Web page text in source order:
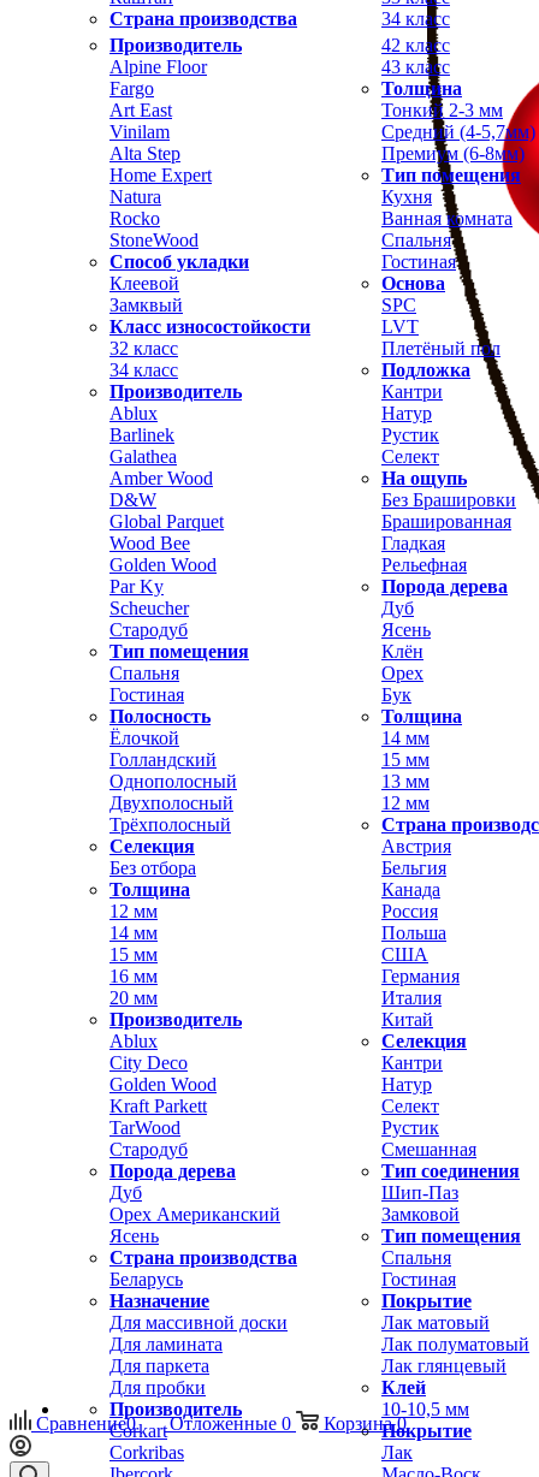
Страна производства
34 класс
Производитель
Alpine Floor
Fargo
Art East
Vinilam
Alta Step
Home Expert
Natura
Rocko
StoneWood
Способ укладки
Клеевой
Замквый
Класс износостойкости
32 класс
34 класс
42 класс
43 класс
Толщина
Тонкий 2-3 мм
Средний (4-5,7мм)
Премиум (6-8мм)
Тип помещения
Кухня
Ванная комната
Спальня
Гостиная
Основа
SPC
LVT
Плетёный пол
Подложка
Производитель
Ablux
Barlinek
Galathea
Amber Wood
D&W
Global Parquet
Wood Bee
Golden Wood
Par Ky
Scheucher
Стародуб
Тип помещения
Спальня
Гостиная
Полосность
Ёлочкой
Голландский
Однополосный
Двухполосный
Трёхполосный
Селекция
Без отбора
Кантри
Натур
Рустик
Селект
На ощупь
Без Брашировки
Брашированная
Гладкая
Рельефная
Порода дерева
Дуб
Ясень
Клён
Орех
Бук
Толщина
14 мм
15 мм
13 мм
12 мм
Страна
Австрия
Бельгия
Толщина
12 мм
14 мм
15 мм
16 мм
20 мм
Производитель
Ablux
City Deco
Golden Wood
Kraft Parkett
TarWood
Стародуб
Порода дерева
Дуб
Орех Американский
Ясень
Страна производства
Беларусь
Канада
Россия
Польша
США
Германия
Италия
Китай
Селекция
Кантри
Натур
Селект
Рустик
Смешанная
Тип соединения
Шип-Паз
Замковой
Тип помещения
Спальня
Гостиная
Назначение
Для массивной доски
Для ламината
Для паркета
Для пробки
Покрытие
Лак матовый
Лак полуматовый
Лак глянцевый
Клей
Производитель
Corkart
Corkribas
10-10,5 мм
Покрытие
Лак
Сравнение0 Отложенные 0 Корзина 0